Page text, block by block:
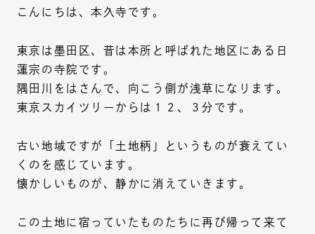
こんにちは、本久寺です。
東京は墨田区、昔は本所と呼ばれた地区にある日
蓮宗の寺院です。
隅田川をはさんで、向こう側が浅草になります。
東京スカイツリーからは１２、３分です。
古い地域ですが「土地柄」というものが衰えてい
くのを感じています。
懐かしいものが、静かに消えていきます。
この土地に宿っていたものたちに再び帰って来て